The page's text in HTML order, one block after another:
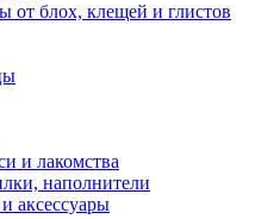
от блох, клещей и глистов
и лакомства
наполнители
аксессуары